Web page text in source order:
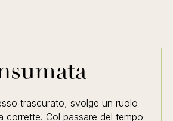
trascurato, svolge un ruolo
corrette. Col passare del tempo